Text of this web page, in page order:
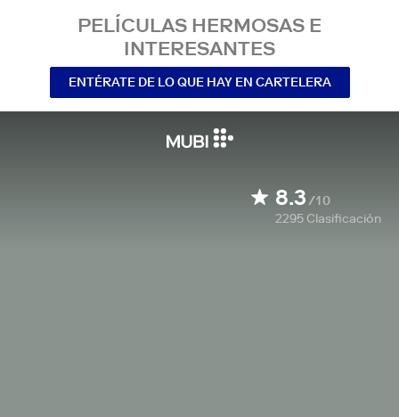
PELÍCULAS HERMOSAS E
INTERESANTES
ENTÉRATE DE LO QUE HAY EN CARTELERA
8.3/10
2295Clasificación